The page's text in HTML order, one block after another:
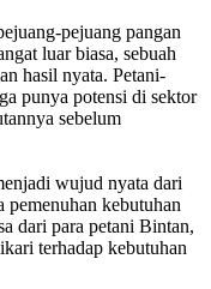
pejuang pangan
luar biasa, sebuah
hasil nyata. Petani-
punya potensi di sektor
sebelum
wujud nyata dari
pemenuhan kebutuhan
dari para petani Bintan,
terhadap kebutuhan